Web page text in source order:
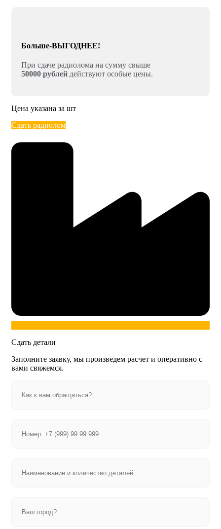
Больше-ВЫГОДНЕЕ!
При сдаче радиолома на сумму свыше
50000 рублей действуют особые цены.
Цена указана за шт
Сдать радиолом
Сдать детали
Заполните заявку, мы произведем расчет и оперативно с
вами свяжемся.